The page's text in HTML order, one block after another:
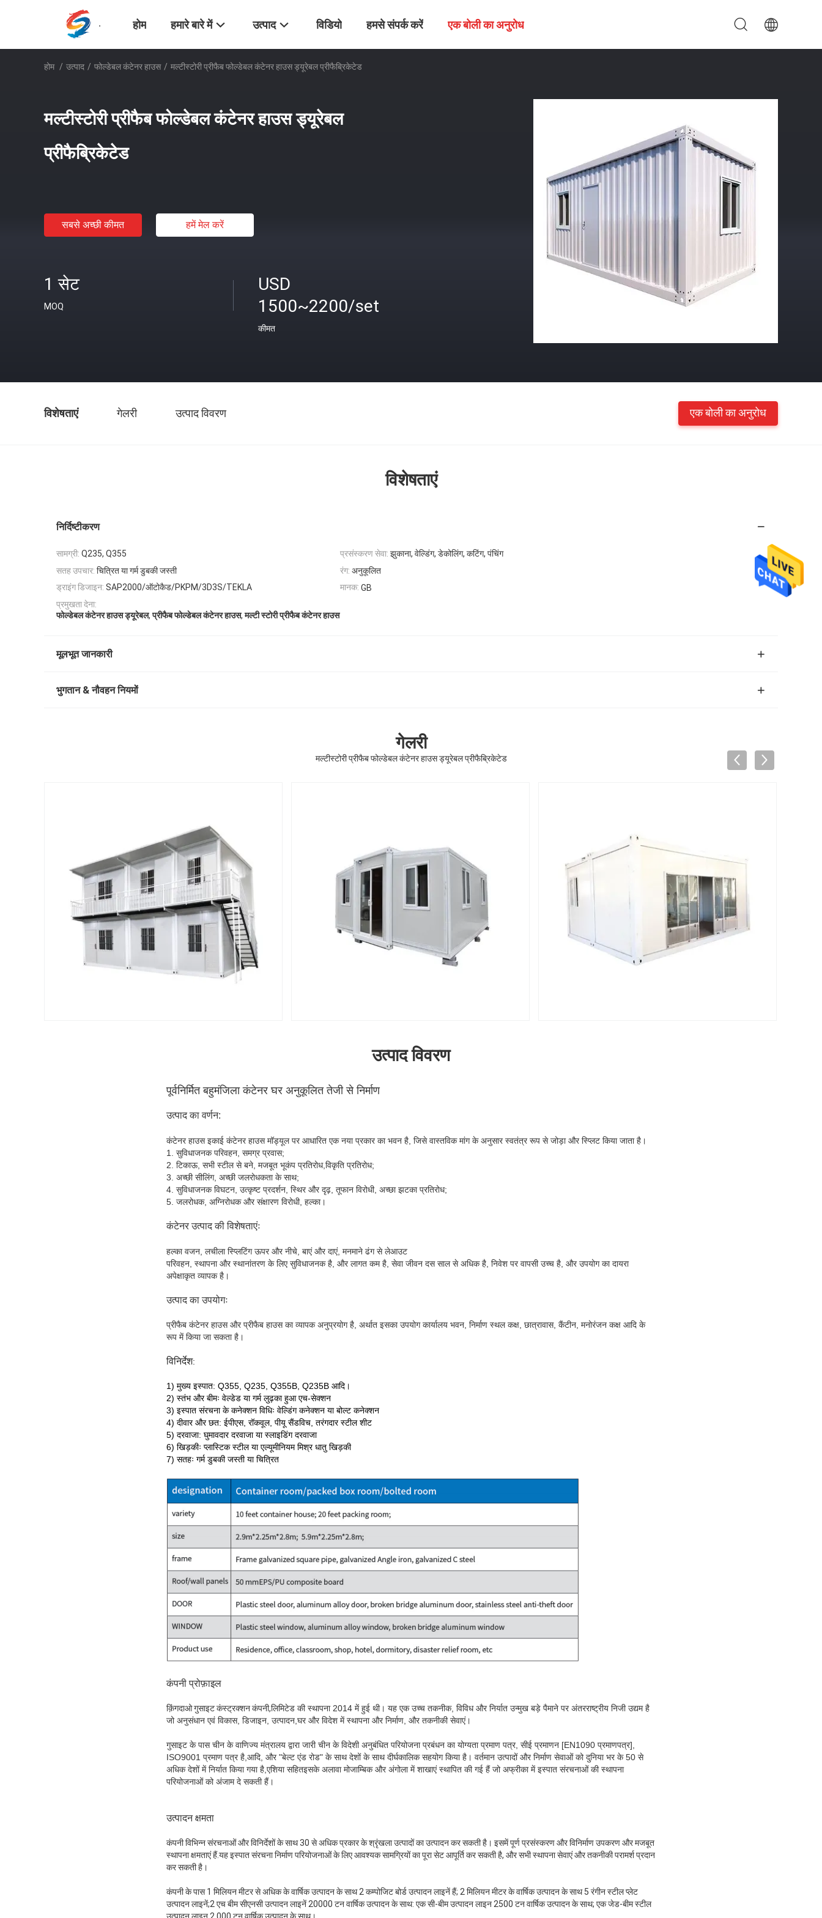
होम हमारे बारे में उत्पाद विडियो हमसे संपर्क करें एक बोली का अनुरोध
होम / उत्पाद / फोल्डेबल कंटेनर हाउस / मल्टीस्टोरी प्रीफैब फोल्डेबल कंटेनर हाउस ड्यूरेबल प्रीफैब्रिकेटेड
मल्टीस्टोरी प्रीफैब फोल्डेबल कंटेनर हाउस ड्यूरेबल
प्रीफैब्रिकेटेड
सबसे अच्छी कीमत हमें मेल करें
1 सेट
MOQ
USD
1500~2200/set
कीमत
विशेषताएं गेलरी उत्पाद विवरण एक बोली का अनुरोध
विशेषताएं
निर्दिष्टीकरण
सामग्री: Q235, Q355 प्रसंस्करण सेवा: झुकाना, वेल्डिंग, डेकोलिंग, कटिंग, पंचिंग
सतह उपचार: चित्रित या गर्म डुबकी जस्ती रंग: अनुकूलित
ड्राइंग डिजाइन: SAP2000/ऑटोकैड/PKPM/3D3S/TEKLA मानक: GB
प्रमुखता देना:
फोल्डेबल कंटेनर हाउस ड्यूरेबल,प्रीफैब फोल्डेबल कंटेनर हाउस,मल्टी स्टोरी प्रीफैब कंटेनर हाउस
मूलभूत जानकारी
भुगतान & नौवहन नियमों
गेलरी
मल्टीस्टोरी प्रीफैब फोल्डेबल कंटेनर हाउस ड्यूरेबल प्रीफैब्रिकेटेड
उत्पाद विवरण
पूर्वनिर्मित बहुमंजिला कंटेनर घर अनुकूलित तेजी से निर्माण
उत्पाद का वर्णन:
कंटेनर हाउस इकाई कंटेनर हाउस मॉड्यूल पर आधारित एक नया प्रकार का भवन है, जिसे वास्तविक मांग के अनुसार स्वतंत्र रूप से जोड़ा और स्प्लिट किया जाता है।
1. सुविधाजनक परिवहन, समग्र प्रवास;
2. टिकाऊ, सभी स्टील से बने, मजबूत भूकंप प्रतिरोध,विकृति प्रतिरोध;
3. अच्छी सीलिंग, अच्छी जलरोधकता के साथ;
4. सुविधाजनक विघटन, उत्कृष्ट प्रदर्शन, स्थिर और दृढ़, तूफान विरोधी, अच्छा झटका प्रतिरोध;
5. जलरोधक, अग्निरोधक और संक्षारण विरोधी, हल्का।
कंटेनर उत्पाद की विशेषताएंः
हल्का वजन, लचीला स्प्लिटिंग ऊपर और नीचे, बाएं और दाएं, मनमाने ढंग से लेआउट
परिवहन, स्थापना और स्थानांतरण के लिए सुविधाजनक है, और लागत कम है, सेवा जीवन दस साल से अधिक है, निवेश पर वापसी उच्च है, और उपयोग का दायरा
अपेक्षाकृत व्यापक है।
उत्पाद का उपयोगः
प्रीफैब कंटेनर हाउस और प्रीफैब हाउस का व्यापक अनुप्रयोग है, अर्थात इसका उपयोग कार्यालय भवन, निर्माण स्थल कक्ष, छात्रावास, कैंटीन, मनोरंजन कक्ष आदि के
रूप में किया जा सकता है।
विनिर्देश:
1) मुख्य इस्पात: Q355, Q235, Q355B, Q235B आदि।
2) स्तंभ और बीमः वेल्डेड या गर्म लुढ़का हुआ एच-सेक्शन
3) इस्पात संरचना के कनेक्शन विधिः वेल्डिंग कनेक्शन या बोल्ट कनेक्शन
4) दीवार और छत: ईपीएस, रॉकवूल, पीयू सैंडविच, तरंगदार स्टील शीट
5) दरवाजा: घुमावदार दरवाजा या स्लाइडिंग दरवाजा
6) खिड़कीः प्लास्टिक स्टील या एल्यूमीनियम मिश्र धातु खिड़की
7) सतहः गर्म डुबकी जस्ती या चित्रित
कंपनी प्रोफ़ाइल
क़िंगदाओ गुसाइट कंस्ट्रक्शन कंपनी,लिमिटेड की स्थापना 2014 में हुई थी। यह एक उच्च तकनीक, विविध और निर्यात उन्मुख बड़े पैमाने पर अंतरराष्ट्रीय निजी उद्यम है
जो अनुसंधान एवं विकास, डिजाइन, उत्पादन,घर और विदेश में स्थापना और निर्माण, और तकनीकी सेवाएं।
गुसाइट के पास चीन के वाणिज्य मंत्रालय द्वारा जारी चीन के विदेशी अनुबंधित परियोजना प्रबंधन का योग्यता प्रमाण पत्र, सीई प्रमाणन [EN1090 प्रमाणपत्र],
ISO9001 प्रमाण पत्र है,आदि, और "बेल्ट एंड रोड" के साथ देशों के साथ दीर्घकालिक सहयोग किया है। वर्तमान उत्पादों और निर्माण सेवाओं को दुनिया भर के 50 से
अधिक देशों में निर्यात किया गया है,एशिया सहितइसके अलावा मोजाम्बिक और अंगोला में शाखाएं स्थापित की गई हैं जो अफ्रीका में इस्पात संरचनाओं की स्थापना
परियोजनाओं को अंजाम दे सकती हैं।
उत्पादन क्षमता
कंपनी विभिन्न संरचनाओं और विनिर्देशों के साथ 30 से अधिक प्रकार के श्रृंखला उत्पादों का उत्पादन कर सकती है। इसमें पूर्ण प्रसंस्करण और विनिर्माण उपकरण और मजबूत
स्थापना क्षमताएं हैं.यह इस्पात संरचना निर्माण परियोजनाओं के लिए आवश्यक सामग्रियों का पूरा सेट आपूर्ति कर सकती है, और सभी स्थापना सेवाएं और तकनीकी परामर्श प्रदान
कर सकती है।
कंपनी के पास 1 मिलियन मीटर से अधिक के वार्षिक उत्पादन के साथ 2 कम्पोजिट बोर्ड उत्पादन लाइनें हैं; 2 मिलियन मीटर के वार्षिक उत्पादन के साथ 5 रंगीन स्टील प्लेट
उत्पादन लाइनें;2 एच बीम सीएनसी उत्पादन लाइनें 20000 टन वार्षिक उत्पादन के साथ: एक सी-बीम उत्पादन लाइन 2500 टन वार्षिक उत्पादन के साथ; एक जेड-बीम स्टील